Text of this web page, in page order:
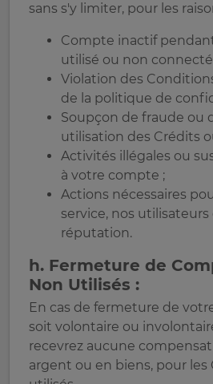
sans s'y limiter, pour les
Compte inactif
utilisé ou non
Violation des
de la politique de
Soupçon de fraude ou
utilisation des Crédits
Activités illégales ou
à votre compte ;
Actions nécessaires
service, nos
réputation.
h. Fermeture de
Non Utilisés :
En cas de fermeture de
soit volontaire ou
recevrez aucune
argent ou en biens, pour les